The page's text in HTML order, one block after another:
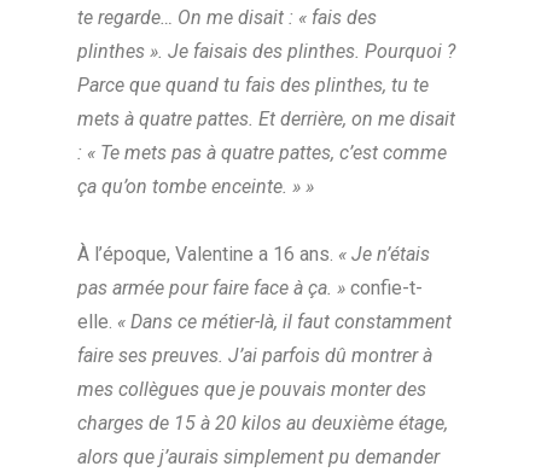
te regarde… On me disait : « fais des
plinthes ». Je faisais des plinthes. Pourquoi ?
Parce que quand tu fais des plinthes, tu te
mets à quatre pattes. Et derrière, on me disait
: « Te mets pas à quatre pattes, c’est comme
ça qu’on tombe enceinte. » »
À l’époque, Valentine a 16 ans. « Je n’étais
pas armée pour faire face à ça. »confie-t-
elle. « Dans ce métier-là, il faut constamment
faire ses preuves. J’ai parfois dû montrer à
mes collègues que je pouvais monter des
charges de 15 à 20 kilos au deuxième étage,
alors que j’aurais simplement pu demander